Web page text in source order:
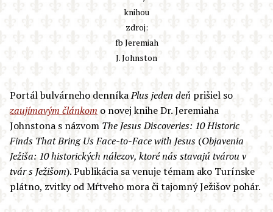
knihou
zdroj:
fb Jeremiah
J. Johnston
Portál bulvárneho denníkaPlus jeden deň prišiel so
zaujímavým článkom o novej knihe Dr. Jeremiaha
Johnstona s názvom The Jesus Discoveries: 10 Historic
Finds That Bring Us Face-to-Face with Jesus (Objavenia
Ježiša: 10 historických nálezov, ktoré nás stavajú tvárou v
tvár s Ježišom). Publikácia sa venuje témam ako Turínske
plátno, zvitky od Mŕtveho mora či tajomný Ježišov pohár.